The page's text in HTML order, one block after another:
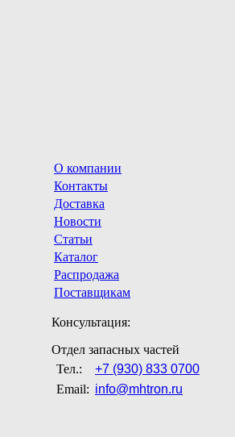
О компании
Контакты
Доставка
Новости
Статьи
Каталог
Распродажа
Поставщикам
Консультация:
Отдел запасных частей
Тел.:
+7 (930) 833 0700
Email: info@mhtron.ru